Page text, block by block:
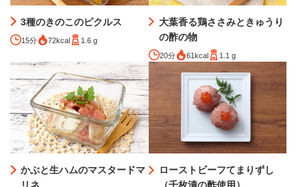
3種のきのこのピクルス
15分 72kcal 1.6 g
大葉香る鶏ささみときゅうり
の酢の物
20分 61kcal 1.1 g
かぶと生ハムのマスタードマ
ローストビーフてまりずし